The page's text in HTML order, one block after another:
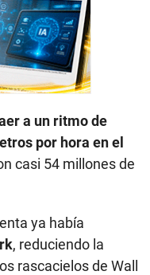
a un ritmo de
por hora en el
casi 54 millones de
ya había
, reduciendo la
rascacielos de Wall